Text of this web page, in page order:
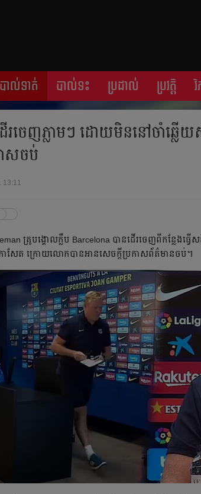
បាល់ទាត់ បាល់ទះ ប្រដាល់ ប្រវត្តិ​​
ើរ​ចេញ​ភ្លាមៗ​ ដោយ​មិន​នៅ​ចាំ​ឆ្ល
ាស​ចប់​
13:11
គ្រូ​បង្គោល​ក្លឹប​ Barcelona បាន​ដើរ​ចេញ​ពី​កន្លែង​ធ្វើ​
ាសែត​ ក្រោយ​លោក​បាន​អាន​សេចក្ដី​ប្រកាស​ព័ត៌មាន​ចប់។​